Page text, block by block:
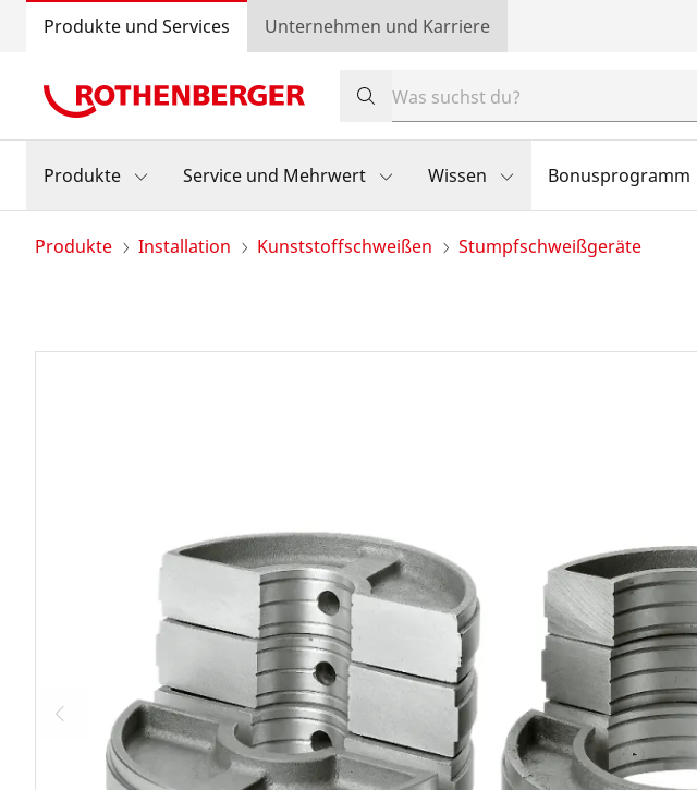
Produkte und Services Unternehmen und Karriere
Produkte Service und Mehrwert Wissen Bonusprogramm
Produkte Installation Kunststoffschweißen Stumpfschweißgeräte